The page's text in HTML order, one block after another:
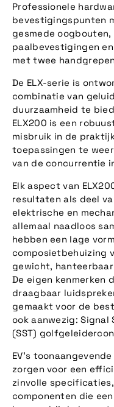
Professionele
bevestigingspunten
gesmede
paalbevestigingen
met twee
De ELX-serie is
combinatie van
duurzaamheid te
ELX200 is een
misbruik in de
toepassingen te
van de concurrentie
Elk aspect van
resultaten als deel
elektrische en
allemaal naadloos
hebben een lage
composietbehuizing
gewicht,
De eigen kenmerken
draagbaar
gemaakt voor de
ook aanwezig: Signal
(SST)
EV's
zorgen voor een
zinvolle
componenten die